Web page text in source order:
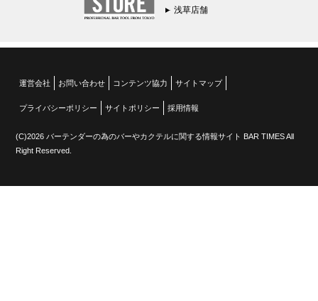
浅草店舗
運営会社 お問い合わせ コンテンツ協力 サイトマップ
プライバシーポリシー サイトポリシー 採用情報
(C)2026 バーテンダーの為のバーやカクテルに関する情報サイト BAR TIMES All
Right Reserved.